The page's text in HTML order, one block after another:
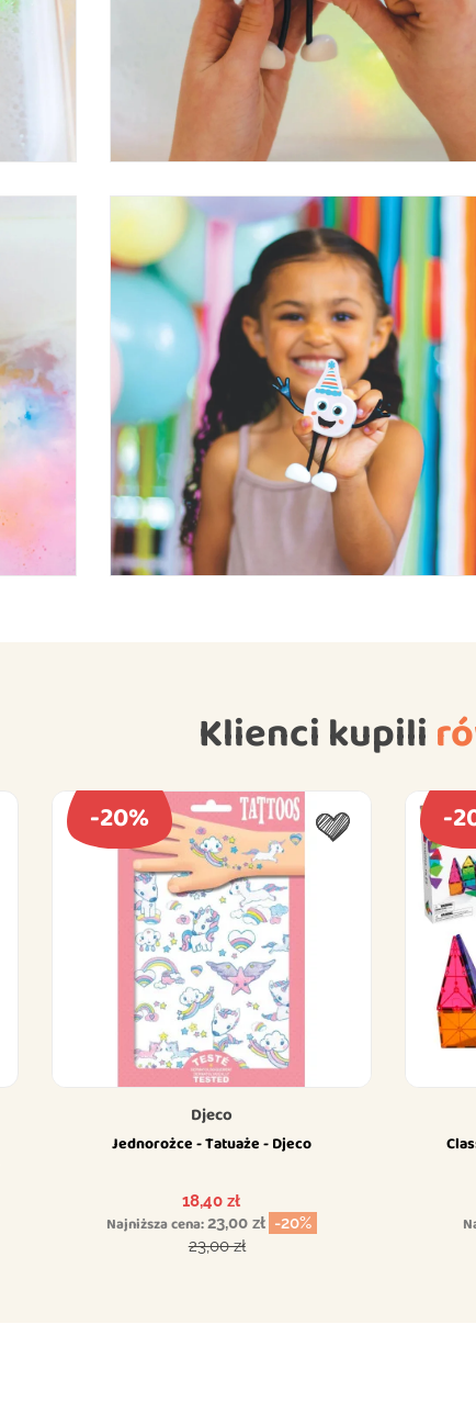
Klienci kupili
Djeco
Jednorożce - Tatuaże - Djeco
Cena
18,40 zł
Najniższa cena:23,00 zł -20%
Cena podstawowa
23,00 zł
-20% -